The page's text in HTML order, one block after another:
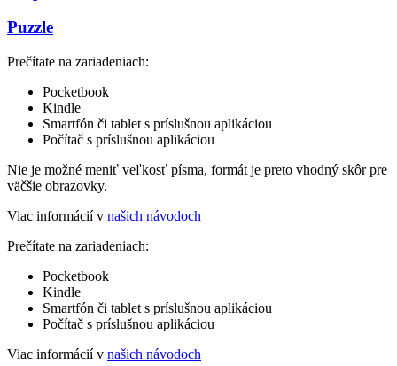
Puzzle
Prečítate na zariadeniach:
Pocketbook
Kindle
Smartfón či tablet s príslušnou aplikáciou
Počítač s príslušnou aplikáciou
Nie je možné meniť veľkosť písma, formát je preto vhodný skôr pre
väčšie obrazovky.
Viac informácií v našich návodoch
Prečítate na zariadeniach:
Pocketbook
Kindle
Smartfón či tablet s príslušnou aplikáciou
Počítač s príslušnou aplikáciou
Viac informácií v našich návodoch